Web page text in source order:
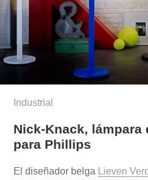
Industrial
Nick-Knack, lámpara
para Phillips
El diseñador belga Lieven